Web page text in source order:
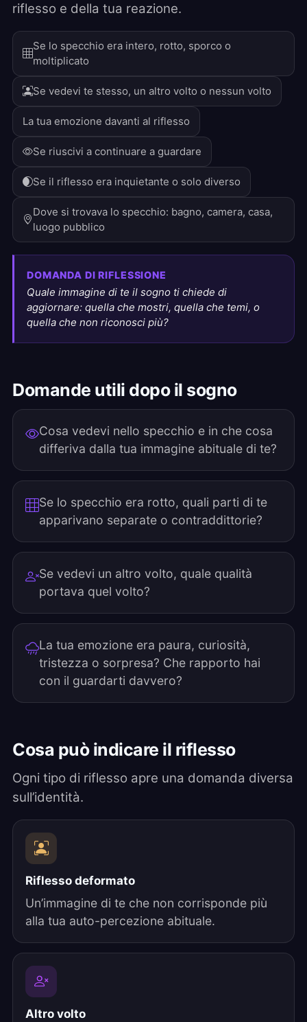
riflesso e della tua reazione.
Se lo specchio era intero, rotto, sporco o
moltiplicato
Se vedevi te stesso, un altro volto o nessun volto
La tua emozione davanti al riflesso
Se riuscivi a continuare a guardare
Se il riflesso era inquietante o solo diverso
Dove si trovava lo specchio: bagno, camera, casa,
luogo pubblico
DOMANDA DI RIFLESSIONE
Quale immagine di te il sogno ti chiede di
aggiornare: quella che mostri, quella che temi, o
quella che non riconosci più?
Domande utili dopo il sogno
Cosa vedevi nello specchio e in che cosa
differiva dalla tua immagine abituale di te?
Se lo specchio era rotto, quali parti di te
apparivano separate o contraddittorie?
Se vedevi un altro volto, quale qualità
portava quel volto?
La tua emozione era paura, curiosità,
tristezza o sorpresa? Che rapporto hai
con il guardarti davvero?
Cosa può indicare il riflesso
Ogni tipo di riflesso apre una domanda diversa
sull’identità.
Riflesso deformato
Un’immagine di te che non corrisponde più
alla tua auto-percezione abituale.
Altro volto